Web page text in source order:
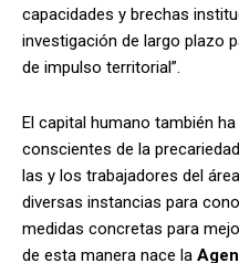
capacidades y brechas
investigación de largo plazo
de impulso territorial”.
El capital humano también
conscientes de la
las y los trabajadores del
diversas instancias para
medidas concretas para
de esta manera nace la